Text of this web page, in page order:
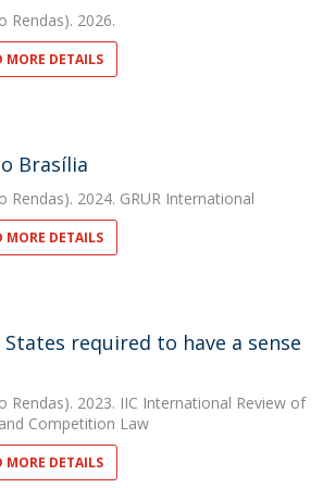
Rendas). 2026.
DETAILS
Brasília
Rendas). 2024. GRUR International
DETAILS
required to have a sense
Rendas). 2023. IIC International Review of
Competition Law
DETAILS